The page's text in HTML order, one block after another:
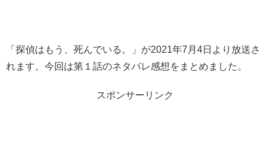
「探偵はもう、死んでいる。」が2021年7月4日より放送さ
れます。今回は第１話のネタバレ感想をまとめました。
スポンサーリンク